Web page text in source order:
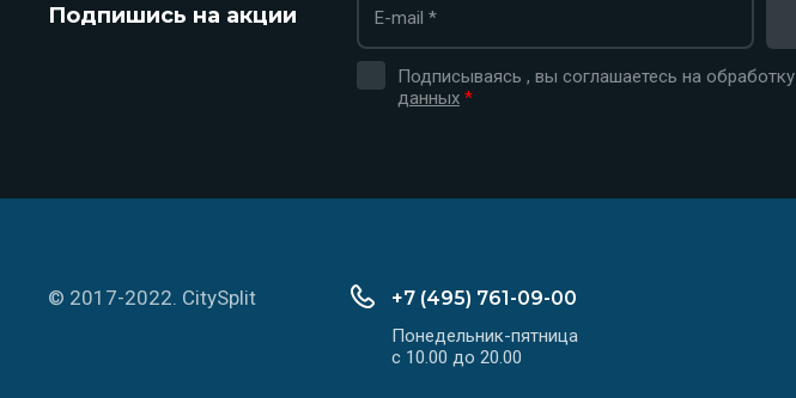
Подпишись на акции
Подписываясь , вы соглашаетесь на обработку
данных *
© 2017-2022. CitySplit +7 (495) 761-09-00
Понедельник-пятница
с 10.00 до 20.00